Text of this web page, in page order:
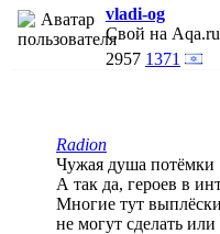
vladi-og
Свой на Aqa.ru
2957 1371
Radion
Чужая душа потёмки
А так да, героев в
Многие тут
не могут сделать